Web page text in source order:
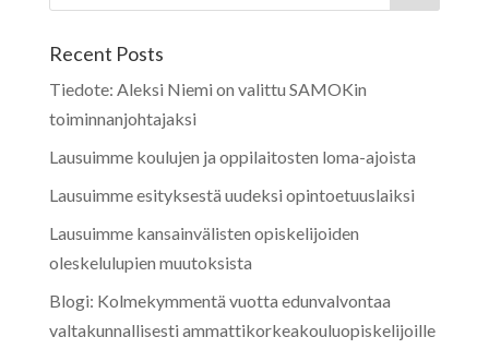
Recent Posts
Tiedote: Aleksi Niemi on valittu SAMOKin
toiminnanjohtajaksi
Lausuimme koulujen ja oppilaitosten loma-ajoista
Lausuimme esityksestä uudeksi opintoetuuslaiksi
Lausuimme kansainvälisten opiskelijoiden
oleskelulupien muutoksista
Blogi: Kolmekymmentä vuotta edunvalvontaa
valtakunnallisesti ammattikorkeakouluopiskelijoille